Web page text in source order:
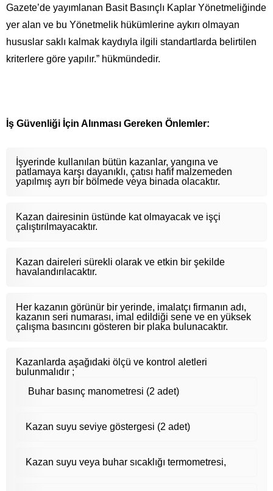
Gazete’de yayımlanan Basit Basınçlı Kaplar Yönetmeliğinde
yer alan ve bu Yönetmelik hükümlerine aykırı olmayan
hususlar saklı kalmak kaydıyla ilgili standartlarda belirtilen
kriterlere göre yapılır.” hükmündedir.
İş Güvenliği İçin Alınması Gereken Önlemler:
İşyerinde kullanılan bütün kazanlar, yangına ve
patlamaya karşı dayanıklı, çatısı hafif malzemeden
yapılmış ayrı bir bölmede veya binada olacaktır.
Kazan dairesinin üstünde kat olmayacak ve işçi
çalıştırılmayacaktır.
Kazan daireleri sürekli olarak ve etkin bir şekilde
havalandırılacaktır.
Her kazanın görünür bir yerinde, imalatçı firmanın adı,
kazanın seri numarası, imal edildiği sene ve en yüksek
çalışma basıncını gösteren bir plaka bulunacaktır.
Kazanlarda aşağıdaki ölçü ve kontrol aletleri
bulunmalıdır ;
Buhar basınç manometresi (2 adet)
Kazan suyu seviye göstergesi (2 adet)
Kazan suyu veya buhar sıcaklığı termometresi,